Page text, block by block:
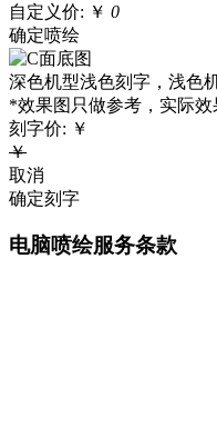
自定义价: ￥ 0
确定喷绘
深色机型浅色刻字，浅色
*效果图只做参考，实际
刻字价: ￥
￥
取消
确定刻字
电脑喷绘服务条款